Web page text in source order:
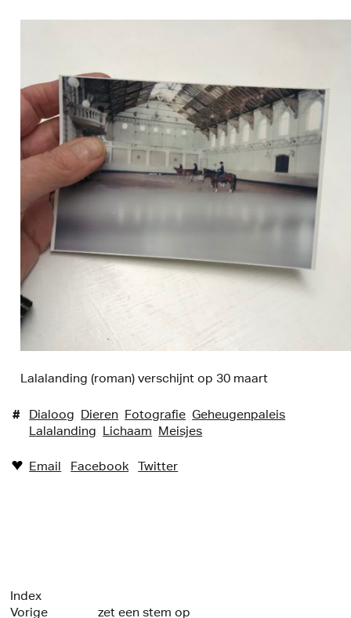
Lalalanding (roman) verschijnt op 30 maart
# Dialoog Dieren Fotografie Geheugenpaleis
Lalalanding Lichaam Meisjes
♥︎ Email Facebook Twitter
Index
Vorige
zet een stem op